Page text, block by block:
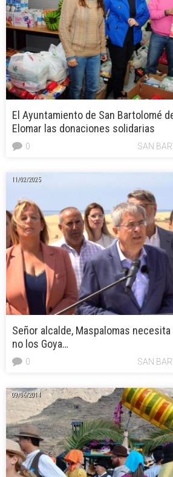
El Ayuntamiento de San Bartolomé
Elomar las donaciones solidarias
SAN
0
11/02/2025
Señor alcalde, Maspalomas
no los Goya…
SAN
0
09/06/2014